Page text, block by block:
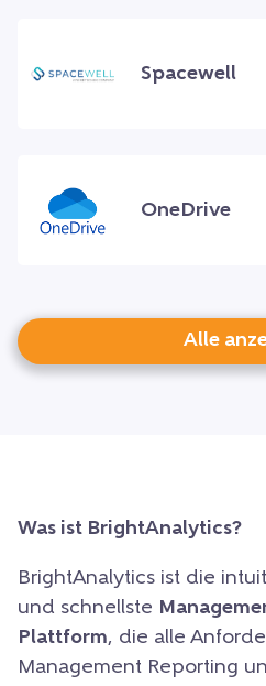
Spacewell
OneDrive
Alle
Was ist BrightAnalytics?
BrightAnalytics ist die
und schnellste
Plattform, die alle
Management Reporting